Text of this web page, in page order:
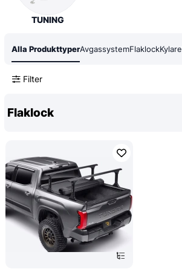
TUNING
Alla ProdukttyperAvgassystemFlaklockKylare
Filter
Flaklock